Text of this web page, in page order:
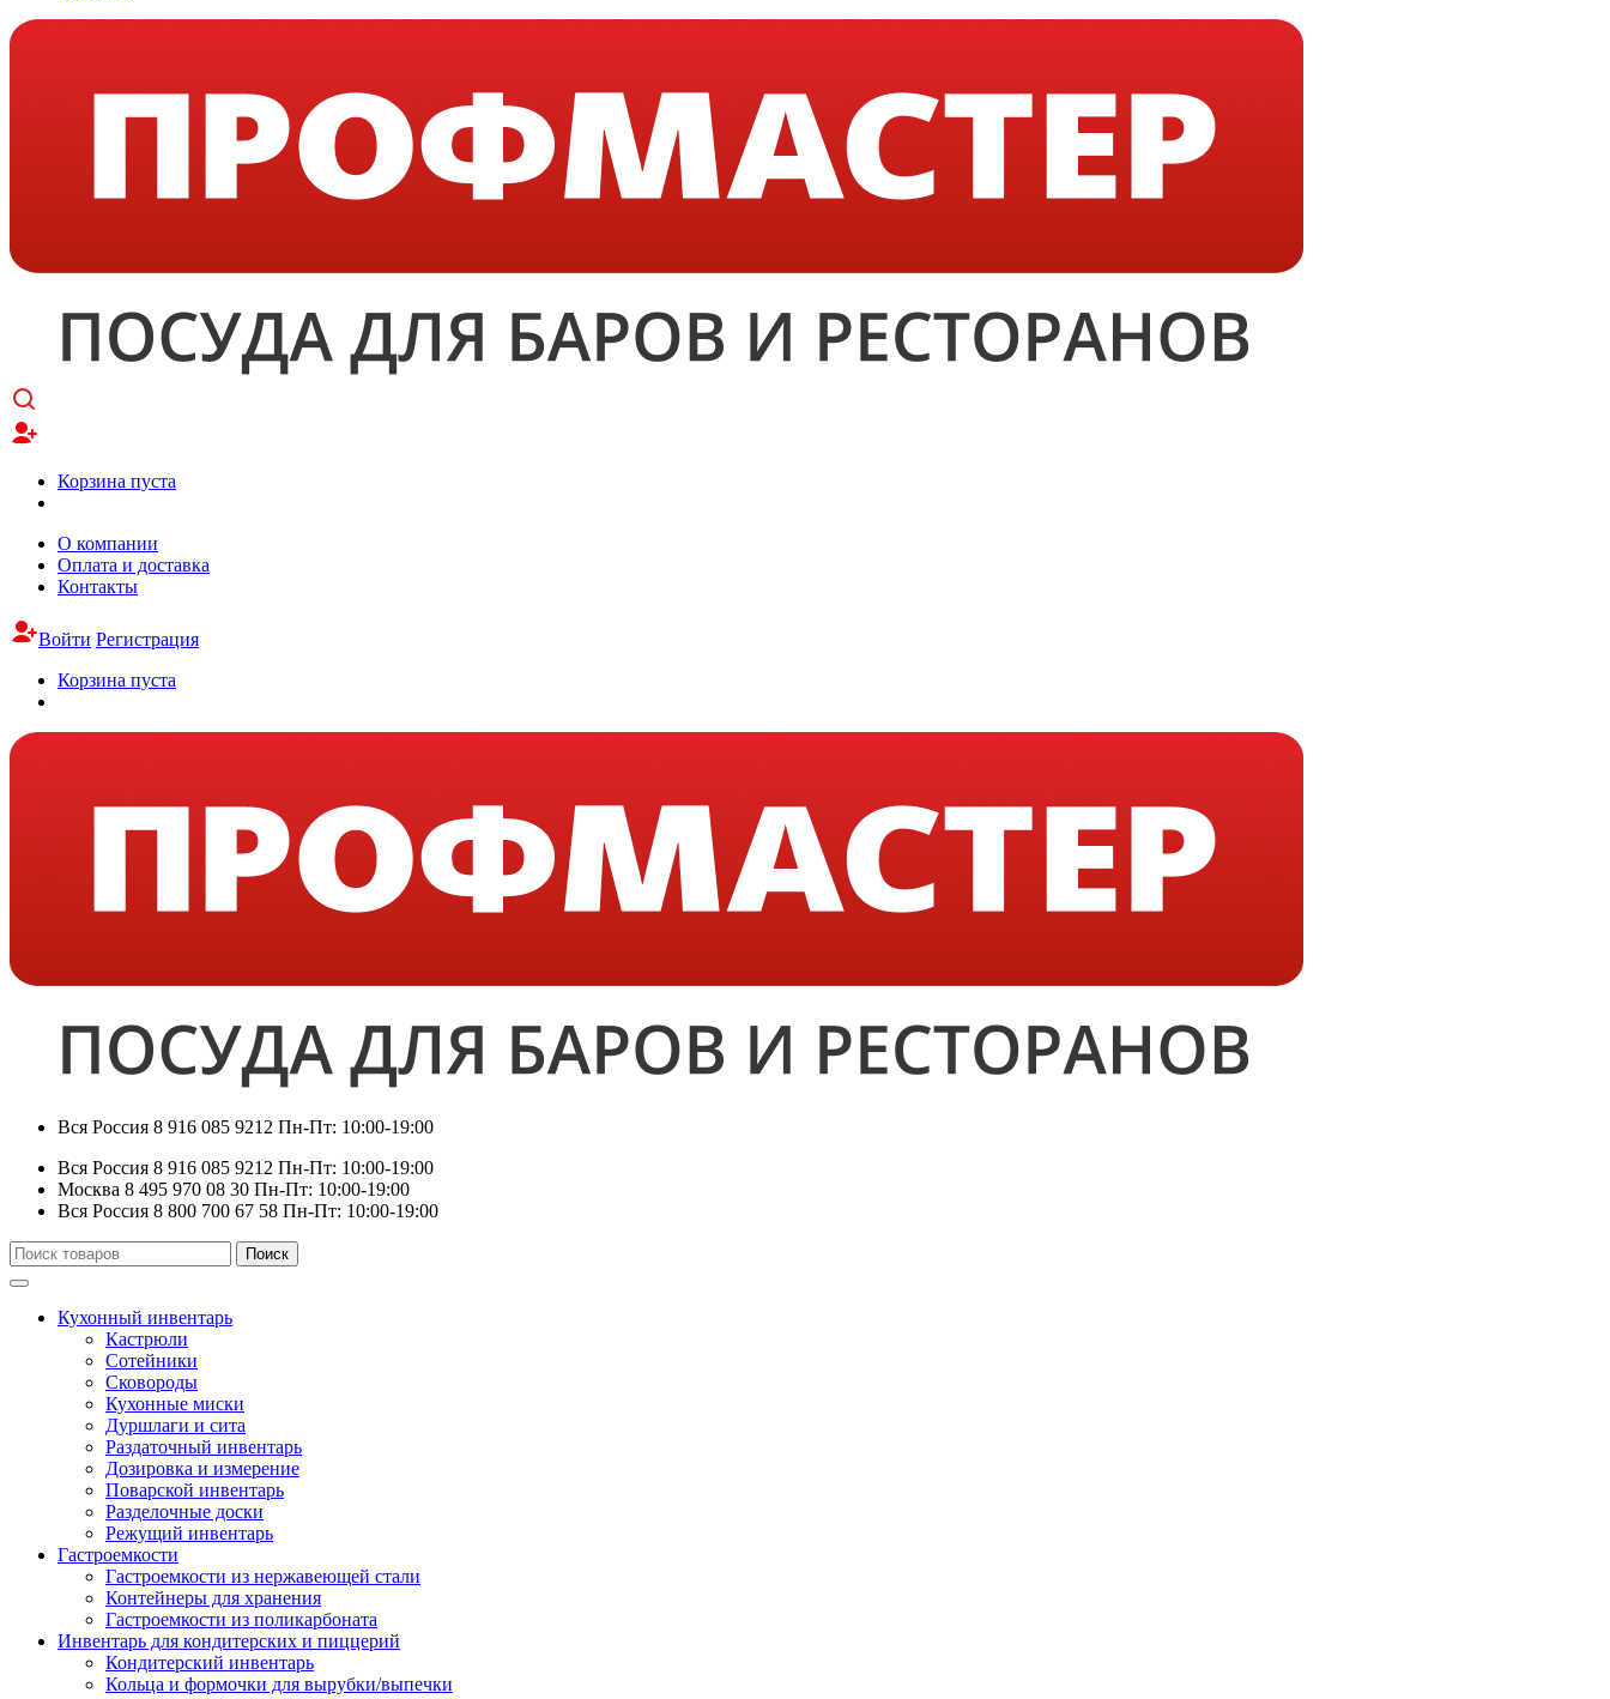
Корзина пуста
О компании
Оплата и доставка
Контакты
Войти Регистрация
Корзина пуста
Вся Россия 8 916 085 9212 Пн-Пт: 10:00-19:00
Вся Россия 8 916 085 9212 Пн-Пт: 10:00-19:00
Москва 8 495 970 08 30 Пн-Пт: 10:00-19:00
Вся Россия 8 800 700 67 58 Пн-Пт: 10:00-19:00
Искать:
Поиск
Кухонный инвентарь
Кастрюли
Сотейники
Сковороды
Кухонные миски
Дуршлаги и сита
Раздаточный инвентарь
Дозировка и измерение
Поварской инвентарь
Разделочные доски
Режущий инвентарь
Гастроемкости
Гастроемкости из нержавеющей стали
Контейнеры для хранения
Гастроемкости из поликарбоната
Инвентарь для кондитерских и пиццерий
Кондитерский инвентарь
Кольца и формочки для вырубки/выпечки